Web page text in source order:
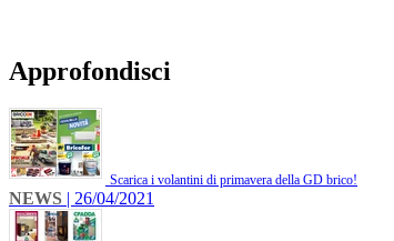
Approfondisci
Scarica i volantini di primavera della GD brico!
NEWS | 26/04/2021